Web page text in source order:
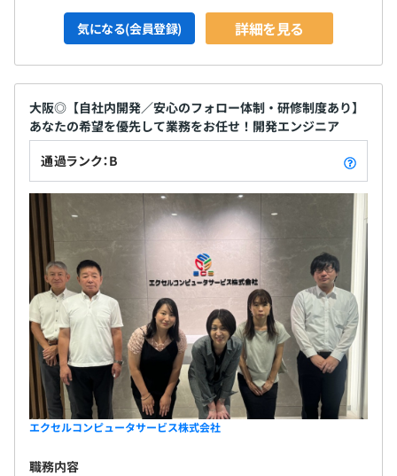
気になる(会員登録) 詳細を見る
大阪◎【自社内開発／安心のフォロー体制・研修制度あり】
あなたの希望を優先して業務をお任せ！開発エンジニア
通過ランク：B
エクセルコンピュータサービス株式会社
職務内容